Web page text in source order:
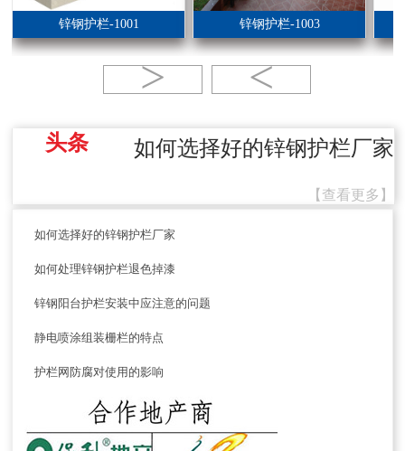
锌钢护栏-1001 锌钢护栏-1003
> <
头条 如何选择好的锌钢护栏厂家
【查看更多】
如何选择好的锌钢护栏厂家
如何处理锌钢护栏退色掉漆
锌钢阳台护栏安装中应注意的问题
静电喷涂组装栅栏的特点
护栏网防腐对使用的影响